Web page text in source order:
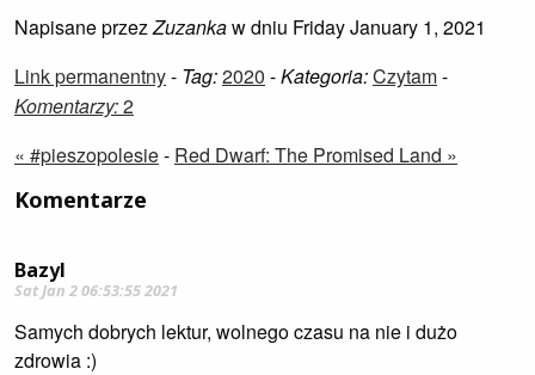
Napisane przezZuzankaw dniu Friday January 1, 2021
Link permanentny- Tag:2020 -Kategoria:Czytam-
Komentarzy:2
« #pieszopolesie- Red Dwarf: The Promised Land »
Komentarze
Bazyl
Sat Jan 2 06:53:55 2021
Samych dobrych lektur, wolnego czasu na nie i dużo
zdrowia :)